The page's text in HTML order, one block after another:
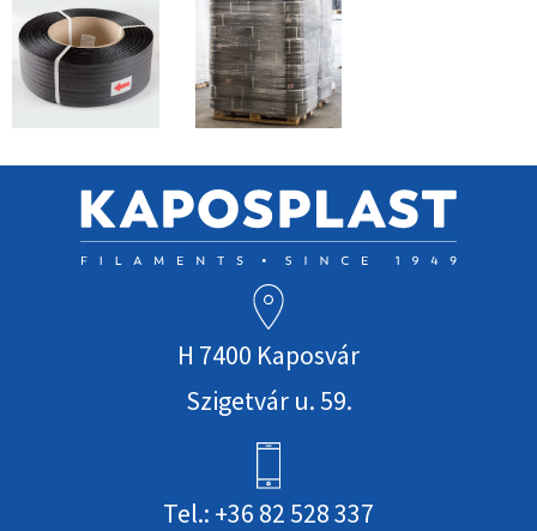
H 7400 Kaposvár
Szigetvár u. 59.
Tel.: +36 82 528 337